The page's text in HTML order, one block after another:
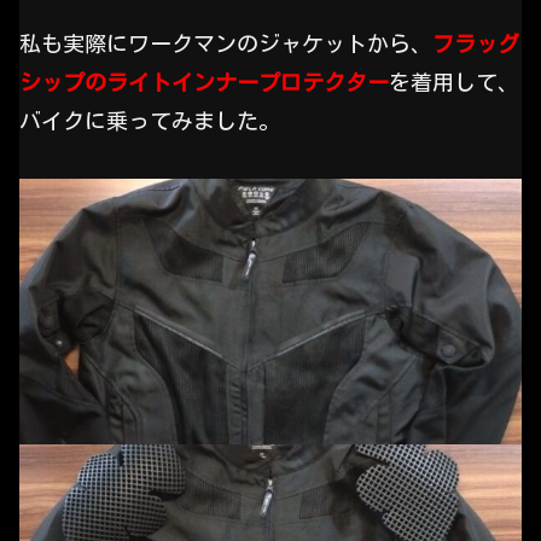
私も実際にワークマンのジャケットから、
フラッグ
シップのライトインナープロテクターを着用して、
バイクに乗ってみました。